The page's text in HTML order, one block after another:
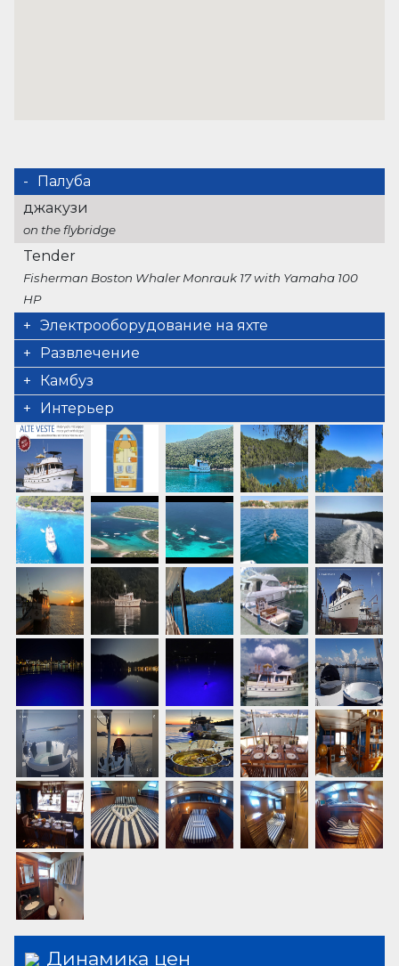
Палуба
джакузи
on the flybridge
Tender
Fisherman Boston Whaler Monrauk 17 with Yamaha 100
HP
Электрооборудование на яхте
Кондиционер
отопление
Развлечение
оборудование для рыбалки
JBL Sound System
спутниковое телевидение
сибоб
оборудование для плавания в маске
TV
подводный свет
водные лыжи
Wi-Fi интернет
серфинг с веслом
внешние громкоговорители
200w
Sound System
D.Jay mixer
Камбуз
ледогенератор
Интерьер
тиковый салон
Динамика цен